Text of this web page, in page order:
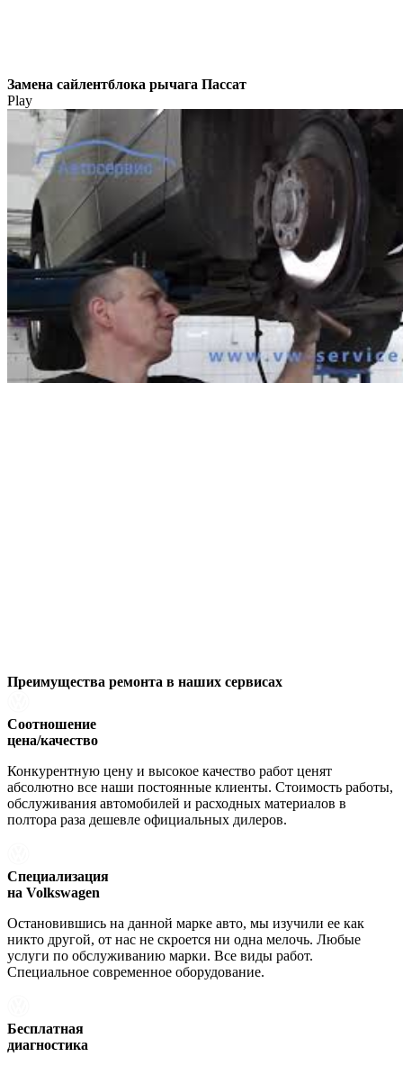
Замена сайлентблока рычага Пассат
Play
Преимущества ремонта в наших сервисах
Соотношение
цена/качество
Конкурентную цену и высокое качество работ ценят
абсолютно все наши постоянные клиенты. Стоимость работы,
обслуживания автомобилей и расходных материалов в
полтора раза дешевле официальных дилеров.
Специализация
на Volkswagen
Остановившись на данной марке авто, мы изучили ее как
никто другой, от нас не скроется ни одна мелочь. Любые
услуги по обслуживанию марки. Все виды работ.
Специальное современное оборудование.
Бесплатная
диагностика